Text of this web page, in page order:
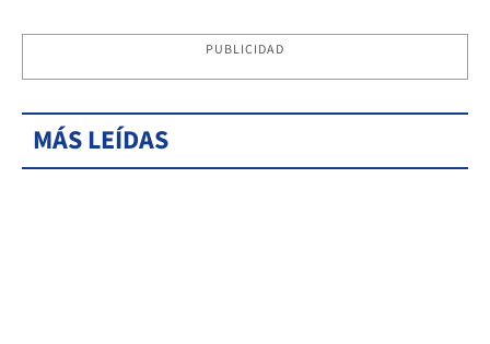
PUBLICIDAD
MÁS LEÍDAS